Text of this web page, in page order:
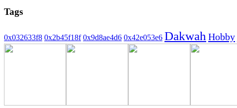
Tags
0x032633f8 0x2b45f18f 0x9d8ae4d6 0x42e053e6 Dakwah Hobby